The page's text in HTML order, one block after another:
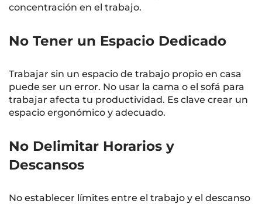
concentración en el trabajo.
No Tener un Espacio Dedicado
Trabajar sin un espacio de trabajo propio en casa
puede ser un error. No usar la cama o el sofá para
trabajar afecta tu productividad. Es clave crear un
espacio ergonómico y adecuado.
No Delimitar Horarios y
Descansos
No establecer límites entre el trabajo y el descanso